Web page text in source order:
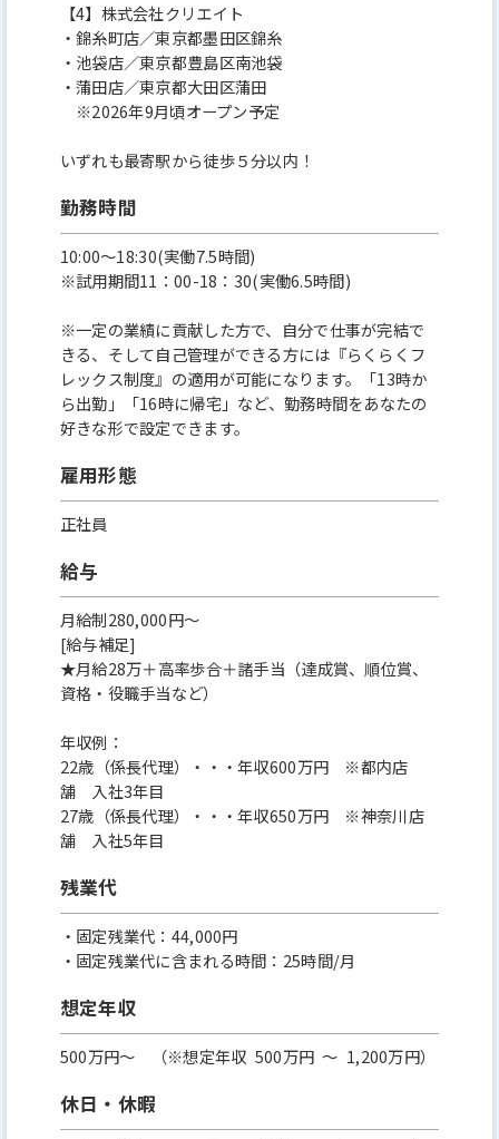
【4】株式会社クリエイト
・錦糸町店／東京都墨田区錦糸
・池袋店／東京都豊島区南池袋
・蒲田店／東京都大田区蒲田
※2026年9月頃オープン予定
いずれも最寄駅から徒歩５分以内！
勤務時間
10:00〜18:30(実働7.5時間)
※試用期間11：00-18：30(実働6.5時間)
※一定の業績に貢献した方で、自分で仕事が完結で
きる、そして自己管理ができる方には『らくらくフ
レックス制度』の適用が可能になります。「13時か
ら出勤」「16時に帰宅」など、勤務時間をあなたの
好きな形で設定できます。
雇用形態
正社員
給与
月給制280,000円～
[給与補足]
★月給28万＋高率歩合＋諸手当（達成賞、順位賞、
資格・役職手当など）
年収例：
22歳（係長代理）・・・年収600万円 ※都内店
舗 入社3年目
27歳（係長代理）・・・年収650万円 ※神奈川店
舗 入社5年目
残業代
・固定残業代：44,000円
・固定残業代に含まれる時間：25時間/月
想定年収
500万円〜 （※想定年収 500万円 ～ 1,200万円）
休日・休暇